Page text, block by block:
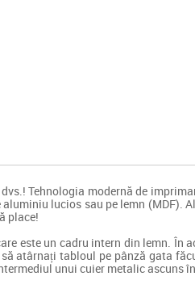
Tehnologia modernă de
lucios sau pe lemn
place!
este un cadru intern din lemn.
atârnați tabloul pe pânză gata
unui cuier metalic ascuns